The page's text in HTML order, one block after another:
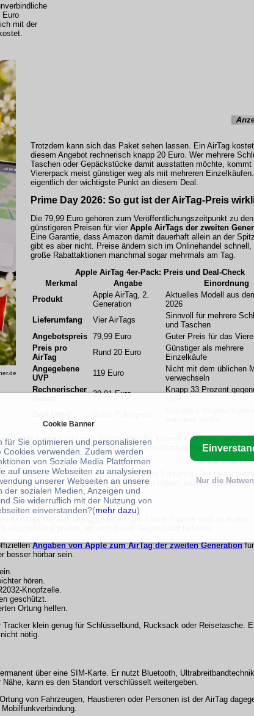
Euro
mit der
Trotzdem kann sich das Paket sehen lassen. Ein AirTag
diesem Angebot rechnerisch knapp 20 Euro. Wer mehrere
Taschen oder Gepäckstücke damit ausstatten möchte, kommt
Viererpack meist günstiger weg als mit mehreren
eigentlich der wichtigste Punkt an diesem Deal.
Prime Day 2026: So gut ist der AirTag-Preis
Die 79,99 Euro gehören zum Veröffentlichungszeitpunkt zu den
günstigeren Preisen für vier Apple AirTags der zweiten
Eine Garantie, dass Amazon damit dauerhaft allein an der
gibt es aber nicht. Preise ändern sich im Onlinehandel schnell,
große Rabattaktionen manchmal sogar mehrmals am Tag.
Apple AirTag 4er-Pack: Preis und Deal-Check
Merkmal
Angabe
Einordnung
Produkt
Apple AirTag, 2.
Generation
Aktuelles Modell aus
2026
Lieferumfang
Vier AirTags
Sinnvoll für mehrere
und Taschen
Angebotspreis 79,99 Euro
Guter Preis für das
Preis pro
AirTag
Rund 20 Euro
Günstiger als mehrere
Einzelkäufe
Angegebene
UVP
119 Euro
Nicht mit dem üblichen
verwechseln
Rechnerischer
39,01 Euro
Knapp 33 Prozent
dennoch vorsichtig sein. Andere Händler können kurzfristig
vermeintlichen Rekorddeal und dem nächstbesten Preis nur ein
als Grundlage für die angezeigte Ersparnis. Der tatsächliche
bei anderen seriösen Händlern kostet, bevor sie bestellen.
prüfen, wo sich dieser Gegenstand befindet.
Angaben von Apple zum AirTag der zweiten Generation
besser hörbar sein.
hören.
Knopfzelle.
geschützt.
Ortung helfen.
klein genug für Schlüsselbund, Rucksack oder Reisetasche.
nötig.
über eine SIM-Karte. Er nutzt Bluetooth,
kann es den Standort verschlüsselt weitergeben.
von Fahrzeugen, Haustieren oder Personen ist der AirTag
Cookie Banner
für Sie optimieren und personalisieren
verwenden. Zudem werden
von Soziale Media Plattformen
auf unsere Webseiten zu analysieren
unserer Webseiten an unsere
der sozialen Medien, Anzeigen und
Sie widerruflich mit der Nutzung von
einverstanden?(mehr dazu)
Nur die